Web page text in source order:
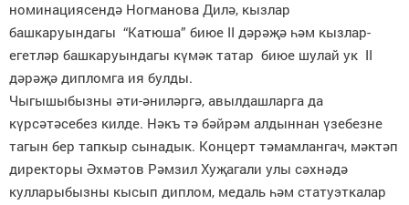
номинациясендә Ногманова Дилә, кызлар
башкаруындагы “Катюша” биюе II дәрәҗә һәм кызлар-
егетләр башкаруындагы күмәк татар биюе шулай ук II
дәрәҗә дипломга ия булды.
Чыгышыбызны әти-әниләргә, авылдашларга да
күрсәтәсебез килде. Нәкъ тә бәйрәм алдыннан үзебезне
тагын бер тапкыр сынадык. Концерт тәмамлангач, мәктәп
директоры Әхмәтов Рәмзил Хуҗагали улы сәхнәдә
кулларыбызны кысып диплом, медаль һәм статуэткалар